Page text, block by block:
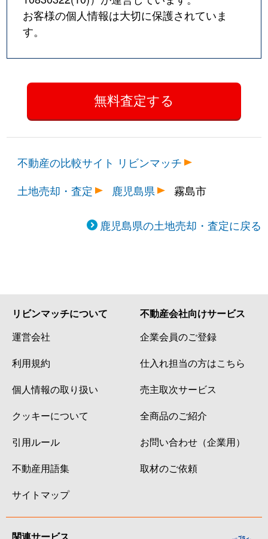
お客様の個人情報は大切に保護されていま
す。
不動産の比較サイト リビンマッチ
土地売却・査定
鹿児島県 霧島市
鹿児島県の土地売却・査定に戻る
リビンマッチについて
運営会社
利用規約
個人情報の取り扱い
クッキーについて
引用ルール
不動産用語集
サイトマップ
不動産会社向けサービス
企業会員のご登録
仕入れ担当の方はこちら
売主取次サービス
全商品のご紹介
お問い合わせ（企業用）
取材のご依頼
関連サービス